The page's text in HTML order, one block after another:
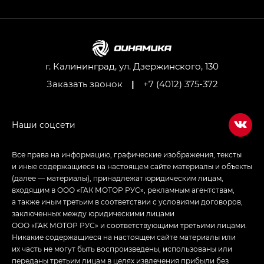
Джи Ти — GT, Джи Икс — GX,
Джи Икс ПРЕМИУМ — GX PREMIUM, ЛАУНЖ —
LOUNGE
Empow — Эмпау (Empow) в комплектации
г. Калининград, ул. Дзержинского, 130
Заказать звонок
| +7 (4012) 375-372
Все права на информацию, графические изображения, тексты
и иные содержащиеся на настоящем сайте материалы и объекты
(далее — материалы), принадлежат юридическим лицам,
входящим в ООО «ГАК МОТОР РУС», рекламным агентствам,
а также иным третьим в соответствии с условиями договоров,
заключенных между юридическими лицами
ООО «ГАК МОТОР РУС» и соответствующими третьими лицами.
Никакие содержащиеся на настоящем сайте материалы или
их часть не могут быть воспроизведены, использованы или
переданы третьим лицам в целях извлечения прибыли без